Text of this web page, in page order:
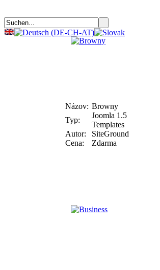
Názov: Browny
Typ:
Joomla 1.5
Templates
Autor:
SiteGround
Cena:
Zdarma